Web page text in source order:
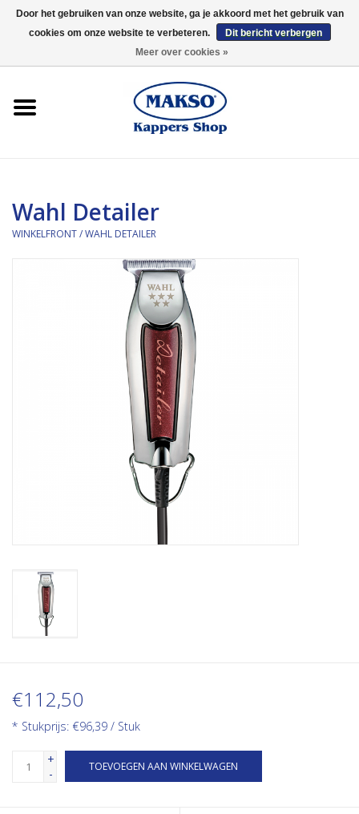
0 Artikelen - €0,00
Kaaral
Wahl Detailer
WINKELFRONT/WAHL DETAILER
€112,50
* Stukprijs: €96,39 / Stuk
+
-
TOEVOEGEN AAN WINKELWAGEN
Door het gebruiken van onze website, ga je akkoord met het gebruik van
cookies om onze website te verbeteren.
Dit bericht verbergen
Meer over cookies »